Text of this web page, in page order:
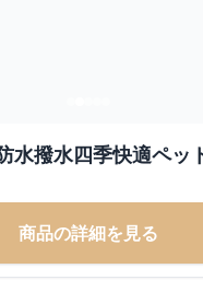
水撥水四季快適ペッ
商品の詳細を見る